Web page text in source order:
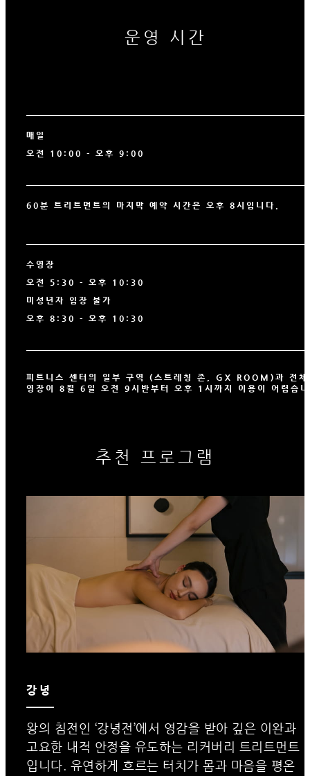
운영 시간
매일
오전 10:00 - 오후 9:00
60분 트리트먼트의 마지막 예약 시간은 오후 8시입니다.
수영장
오전 5:30 - 오후 10:30
미성년자 입장 불가
오후 8:30 - 오후 10:30
피트니스 센터의 일부 구역 (스트레칭 존, GX ROOM)과 전
영장이 8월 6일 오전 9시반부터 오후 1시까지 이용이 어렵습
추천 프로그램
강녕
왕의 침전인 ‘강녕전’에서 영감을 받아 깊은 이완과
고요한 내적 안정을 유도하는 리커버리 트리트먼트
입니다. 유연하게 흐르는 터치가 몸과 마음을 평온